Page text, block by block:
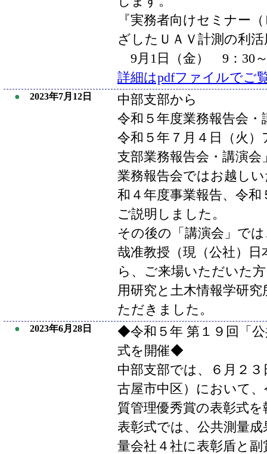
『実務者向けセミナー
ざしたＵＡＶ計測の利
9月1日（金） 9：30
詳細はpdfファイルでご
● 2023年7月12日
中部支部から
令和５年度業務報告会・
令和５年７月４日（火
支部業務報告会・講演
業務報告会ではお越し
和４年度事業報告、令
ご説明しました。
その後の「講演会」で
哉准教授（現（公社）
ら、ご来場いただいた
用研究と土木情報学研
ただきました。
● 2023年6月28日
◆令和５年 第１９回「
式を開催◆
中部支部では、６月２
古屋市中区）において
質管理優秀賞の表彰式
表彰式では、公共測量
量会社４社に表彰盾と